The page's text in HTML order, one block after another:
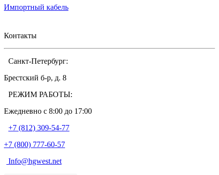
Импортный кабель
Контакты
Санкт-Петербург:
Брестский б-р, д. 8
РЕЖИМ РАБОТЫ:
Ежедневно c 8:00 до 17:00
+7 (812) 309-54-77
+7 (800) 777-60-57
Info@hgwest.net